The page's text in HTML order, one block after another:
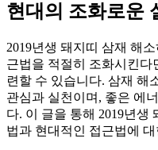
현대의 조화로운
2019년생 돼지띠 삼재 해
근법을 적절히 조화시킨다
련할 수 있습니다. 삼재 해
관심과 실천이며, 좋은 에
다. 이 글을 통해 2019년생
법과 현대적인 접근법에